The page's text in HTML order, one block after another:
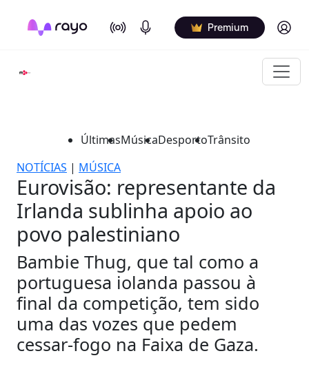
On Air Podcasts Premium Log in
ÚltimasMúsicaDesportoTrânsito
NOTÍCIAS | MÚSICA
Eurovisão: representante da
Irlanda sublinha apoio ao
povo palestiniano
Bambie Thug, que tal como a
portuguesa iolanda passou à
final da competição, tem sido
uma das vozes que pedem
cessar-fogo na Faixa de Gaza.